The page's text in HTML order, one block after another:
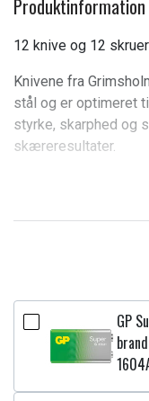
Produktinformation
12 knive og 12
Knivene fra
stål og er optimeret
styrke, skarphed og
skæreresultater.
Knivene og
Dimensioner: 44,5
Huldiameter: 5,2 mm
GP